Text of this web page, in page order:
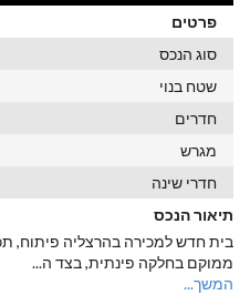
פרטים
סוג הנכס
שטח בנוי
חדרים
מגרש
חדרי שינה
תיאור הנכס
בית חדש למכירה בהרצליה פיתוח,
ממוקם בחלקה פינתית, בצד ה...
המשך...